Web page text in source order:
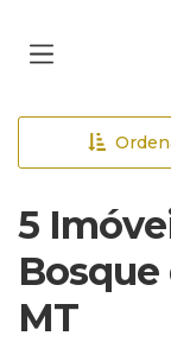
5
Bosque
MT